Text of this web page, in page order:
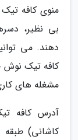
منوی کافه
بی نظیر،
دهند. می
کافه تیک نوش
مشغله های
آدرس کافه
کاشانی)